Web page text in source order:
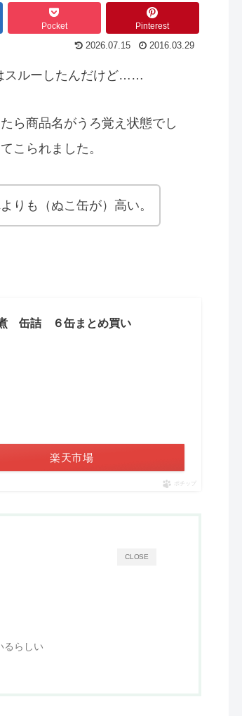
Pocket Pinterest
2026.07.15 2016.03.29
スルーしたんだけど……
ら商品名がうろ覚え状態でし
こられました。
りも（ぬこ缶が）高い。
缶詰 ６缶まとめ買い
楽天市場
ポチップ
CLOSE
るらしい